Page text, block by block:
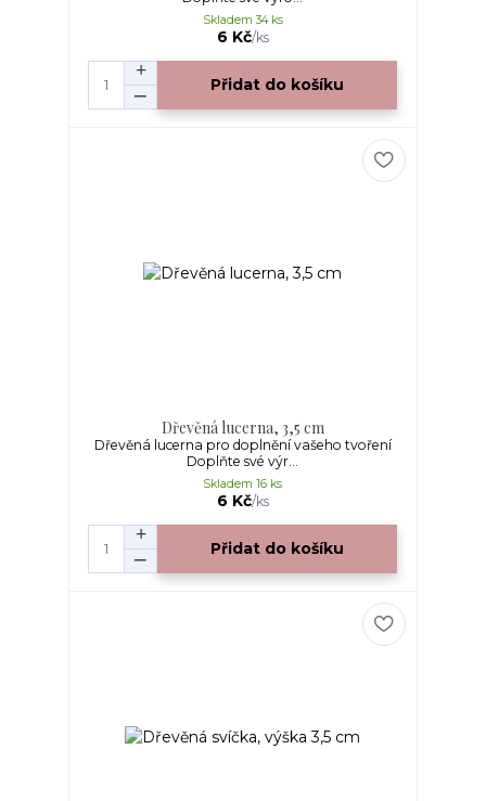
6 Kč/ks
Skladem 34 ks
Přidat do košíku
Dřevěná lucerna, 3,5 cm
Dřevěná lucerna pro doplnění vašeho tvoření
Doplňte své výr...
6 Kč/ks
Skladem 16 ks
Přidat do košíku